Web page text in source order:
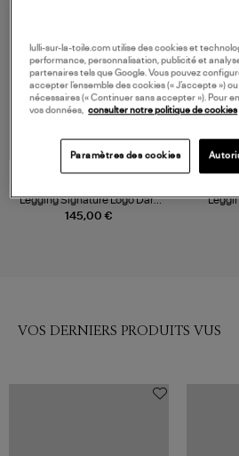
145,00 €
Legging Signature Logo Dark
Navy
VOS DERNIERS PRODUITS VUS
lulli-sur-la-toile.com utilise des cookies et
performance, personnalisation, publicité et
partenaires tels que Google. Vous pouvez
accepter l’ensemble des cookies (« J’accepte »)
nécessaires (« Continuer sans accepter »). Pour
vos données,
consulter notre politique de cookies
Paramètres des cookies